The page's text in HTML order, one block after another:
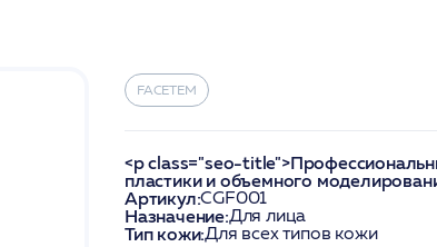
FACETEM
<p class="seo-
пластики и объемного
Артикул:СGF001
Назначение:Для лица
Тип кожи:Для всех типов кожи